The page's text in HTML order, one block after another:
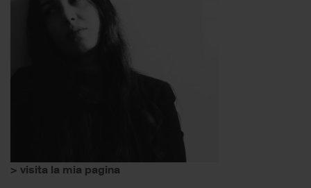
> visita la mia pagina